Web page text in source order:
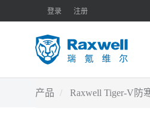
登录 注册
产品 Raxwell Tiger-V防